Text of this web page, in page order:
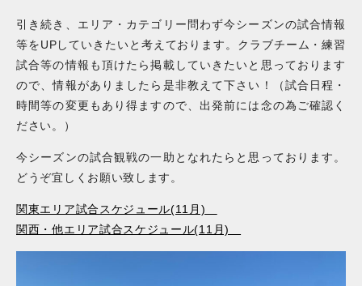
引き続き、エリア・カテゴリー問わず今シーズンの試合情報
等をUPしていきたいと考えております。クラブチーム・練習
試合等の情報も頂けたら掲載していきたいと思っております
ので、情報がありましたら是非教えて下さい！（試合日程・
時間等の変更もあり得ますので、出発前には念の為ご確認く
ださい。）
今シーズンの試合観戦の一助となれたらと思っております。
どうぞ宜しくお願い致します。
関東エリア試合スケジュール(11月)
関西・他エリア試合スケジュール(11月)